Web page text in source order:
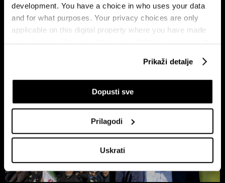
development. You have a choice in who uses your data
and for what purposes. Your privacy choices are only
applicable on this digital property where you have made
your choices. You can change or withdraw your consent
If you allow, we would also like to:
Collect information about your geographical
Identify your device by actively scanning it for
specific characteristics (fingerprinting)
Find out more about how your personal data is processed
and set your preferences in thedetails section
Prikaži detalje
Dopusti sve
Prilagodi
Uskrati
10 posto pale na sudu u SAD-u
rat prije kraja mandata